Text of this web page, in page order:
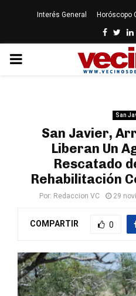
Interés General Horóscopo
PRIMARY
San
San Javier,
Liberan Un
Rescatado
Rehabilitación
Por: Redaccion VC 29
COMPARTIR 0